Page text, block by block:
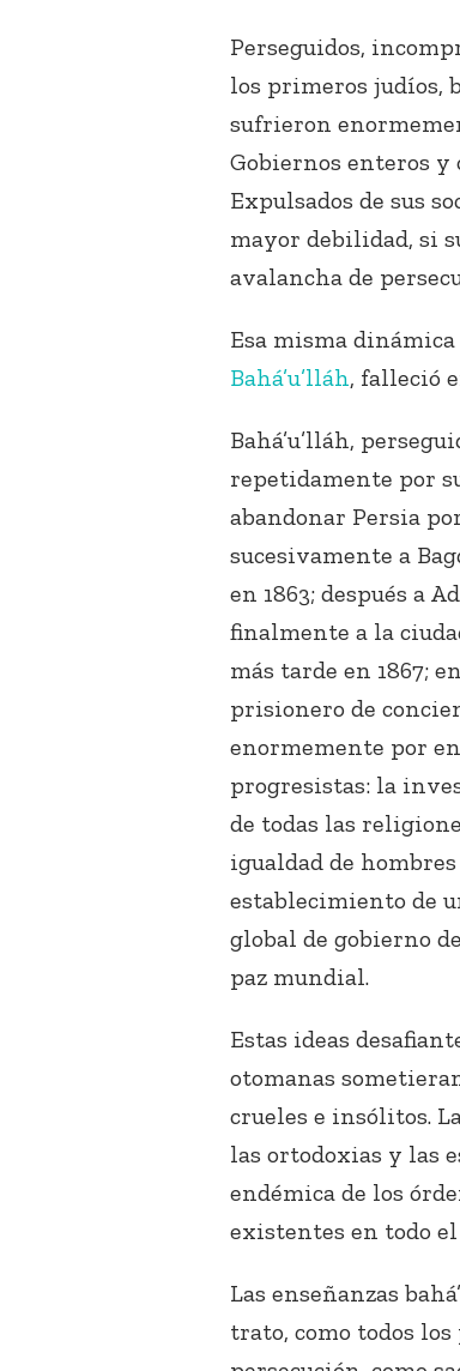
Perseguidos,
los primeros judíos,
sufrieron
Gobiernos enteros
Expulsados de sus
mayor debilidad, si
avalancha de
Esa misma
Bahá’u’lláh, falleció
Bahá’u’lláh,
repetidamente por
abandonar Persia
sucesivamente a
en 1863; después a
finalmente a la
más tarde en 1867;
prisionero de
enormemente por
progresistas: la
de todas las
igualdad de
establecimiento de
global de gobierno
paz mundial.
Estas ideas
otomanas
crueles e insólitos.
las ortodoxias y las
endémica de los
existentes en todo
Las enseñanzas
trato, como todos